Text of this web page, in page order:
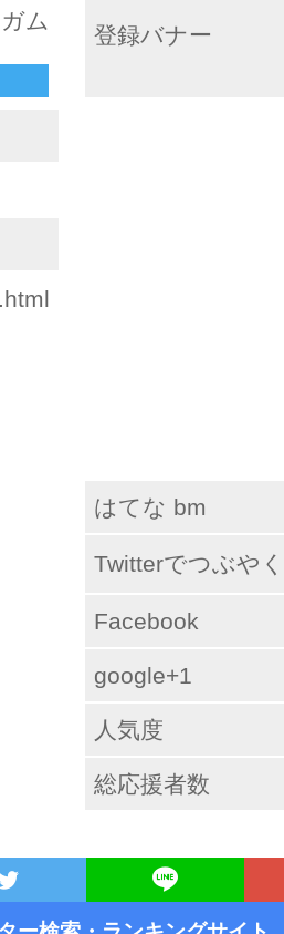
ム
登録バナー
はてな bm
Twitterでつぶやく
Facebook
google+1
人気度
総応援者数